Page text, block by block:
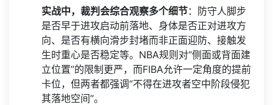
实战中，裁判会综合观察多个细节：防守人脚步
是否早于进攻启动前落地、身体是否正对进攻方
向、是否有横向滑步封堵而非正面迎防、接触发
生时重心是否稳定等。NBA规则对“侧面或背面建
立位置”的限制更严，而FIBA允许一定角度的提前
卡位，但两者都强调“不得在进攻者空中阶段侵犯
其落地空间”。